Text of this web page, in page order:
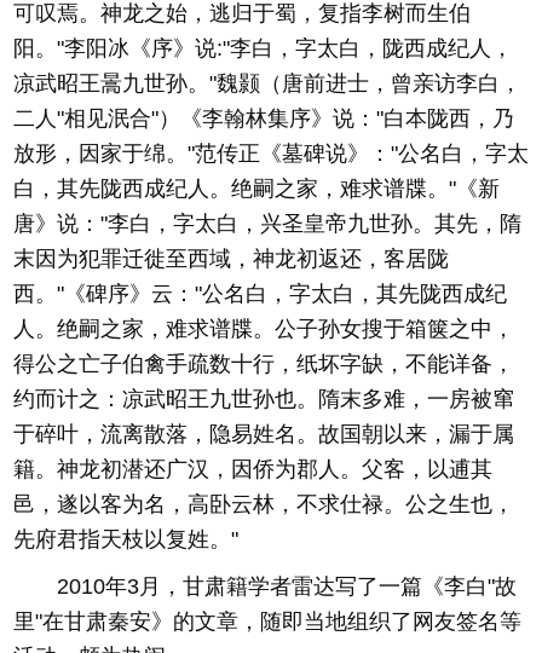
可叹焉。神龙之始，逃归于蜀，复指李树而生伯
阳。"李阳冰《序》说:"李白，字太白，陇西成纪人，
凉武昭王暠九世孙。"魏颢（唐前进士，曾亲访李白，
二人"相见泯合"）《李翰林集序》说："白本陇西，乃
放形，因家于绵。"范传正《墓碑说》："公名白，字太
白，其先陇西成纪人。绝嗣之家，难求谱牒。"《新
唐》说："李白，字太白，兴圣皇帝九世孙。其先，隋
末因为犯罪迁徙至西域，神龙初返还，客居陇
西。"《碑序》云："公名白，字太白，其先陇西成纪
人。绝嗣之家，难求谱牒。公子孙女搜于箱箧之中，
得公之亡子伯禽手疏数十行，纸坏字缺，不能详备，
约而计之：凉武昭王九世孙也。隋末多难，一房被窜
于碎叶，流离散落，隐易姓名。故国朝以来，漏于属
籍。神龙初潜还广汉，因侨为郡人。父客，以逋其
邑，遂以客为名，高卧云林，不求仕禄。公之生也，
先府君指天枝以复姓。"
2010年3月，甘肃籍学者雷达写了一篇《李白"故
里"在甘肃秦安》的文章，随即当地组织了网友签名等